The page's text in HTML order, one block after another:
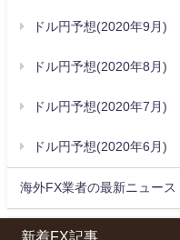
ドル円予想(2020年9月)
ドル円予想(2020年8月)
ドル円予想(2020年7月)
ドル円予想(2020年6月)
海外FX業者の最新ニュース
新着FX記事